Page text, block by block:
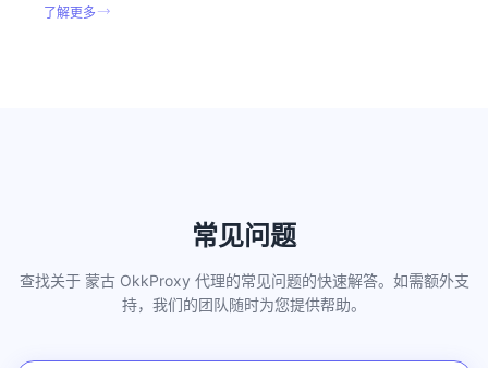
了解更多
常见问题
查找关于 蒙古 OkkProxy 代理的常见问题的快速解答。如需额外支
持，我们的团队随时为您提供帮助。